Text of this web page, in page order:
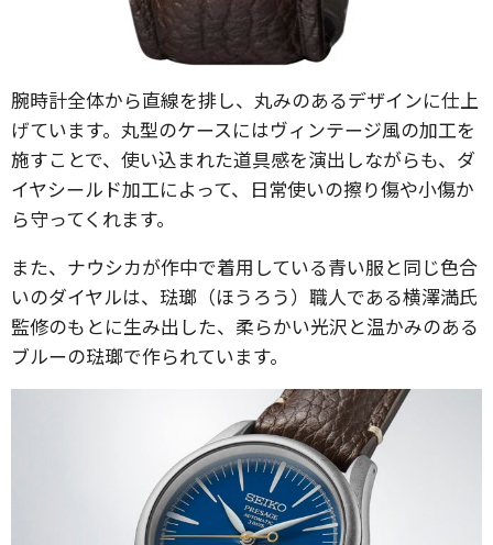
腕時計全体から直線を排し、丸みのあるデザインに仕上
げています。丸型のケースにはヴィンテージ風の加工を
施すことで、使い込まれた道具感を演出しながらも、ダ
イヤシールド加工によって、日常使いの擦り傷や小傷か
ら守ってくれます。
また、ナウシカが作中で着用している青い服と同じ色合
いのダイヤルは、琺瑯（ほうろう）職人である横澤満氏
監修のもとに生み出した、柔らかい光沢と温かみのある
ブルーの琺瑯で作られています。